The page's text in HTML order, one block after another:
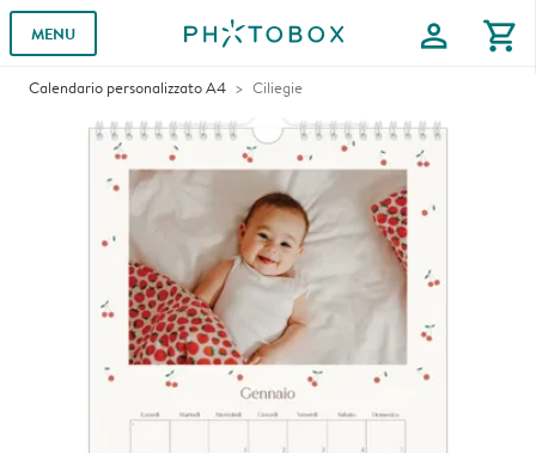
MENU profile shopping_cart
Calendario personalizzato A4 Ciliegie